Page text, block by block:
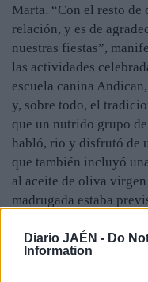
Diario JAÉN - Do
Information
Marta. “Con el resto de
relación, y es de
nuestras fiestas”,
las actividades
escuela canina
y, sobre todo, el
que un nutrido grupo
habló, rio y disfrutó de
que también incluyó
al aceite de oliva
madrugada estaba
los místeres y mises y
actividades.